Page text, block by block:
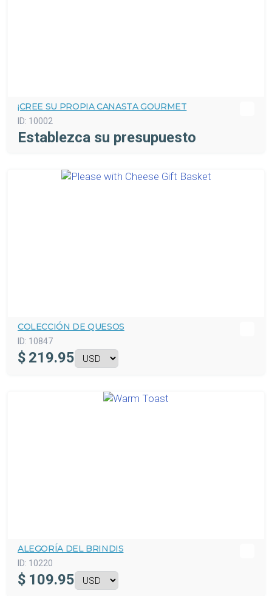
¡CREE SU PROPIA CANASTA GOURMET
ID: 10002
Establezca su presupuesto
COLECCIÓN DE QUESOS
ID: 10847
$ 219.95
ALEGORÍA DEL BRINDIS
ID: 10220
$ 109.95